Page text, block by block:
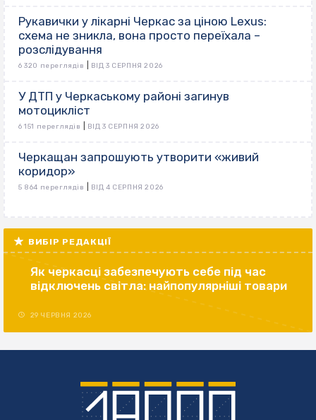
Рукавички у лікарні Черкас за ціною Lexus:
схема не зникла, вона просто переїхала –
розслідування
6 320 переглядів ВІД 3 СЕРПНЯ 2026
У ДТП у Черкаському районі загинув
мотоцикліст
6 151 переглядів ВІД 3 СЕРПНЯ 2026
Черкащан запрошують утворити «живий
коридор»
5 864 переглядів ВІД 4 СЕРПНЯ 2026
ВИБІР РЕДАКЦІЇ
Як черкасці забезпечують себе під час
відключень світла: найпопулярніші товари
29 ЧЕРВНЯ 2026